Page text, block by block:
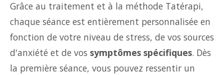
Grâce au traitement et à la méthode Tatérapi,
chaque séance est entièrement personnalisée en
fonction de votre niveau de stress, de vos sources
d'anxiété et de vos symptômes spécifiques. Dès
la première séance, vous pouvez ressentir un